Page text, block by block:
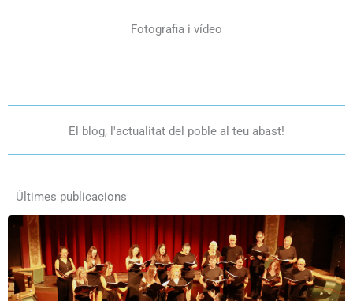
Fotografia i vídeo
El blog, l'actualitat del poble al teu abast!
Últimes publicacions